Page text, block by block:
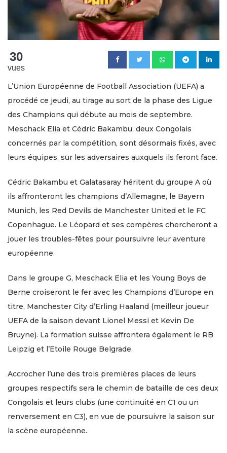
30
vues
L’Union Européenne de Football Association (UEFA) a
procédé ce jeudi, au tirage au sort de la phase des Ligue
des Champions qui débute au mois de septembre.
Meschack Elia et Cédric Bakambu, deux Congolais
concernés par la compétition, sont désormais fixés, avec
leurs équipes, sur les adversaires auxquels ils feront face.
Cédric Bakambu et Galatasaray héritent du groupe A où
ils affronteront les champions d’Allemagne, le Bayern
Munich, les Red Devils de Manchester United et le FC
Copenhague. Le Léopard et ses compères chercheront a
jouer les troubles-fêtes pour poursuivre leur aventure
européenne.
Dans le groupe G, Meschack Elia et les Young Boys de
Berne croiseront le fer avec les Champions d’Europe en
titre, Manchester City d’Erling Haaland (meilleur joueur
UEFA de la saison devant Lionel Messi et Kevin De
Bruyne). La formation suisse affrontera également le RB
Leipzig et l’Etoile Rouge Belgrade.
Accrocher l’une des trois premières places de leurs
groupes respectifs sera le chemin de bataille de ces deux
Congolais et leurs clubs (une continuité en C1 ou un
renversement en C3), en vue de poursuivre la saison sur
la scène européenne.